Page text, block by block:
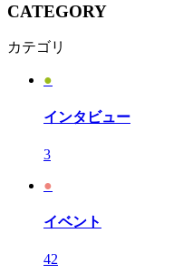
CATEGORY
カテゴリ
●
インタビュー
3
●
イベント
42